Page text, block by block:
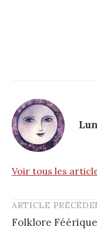
Voir tous les
Post
navigation
ARTICLE
Folklore Féérique